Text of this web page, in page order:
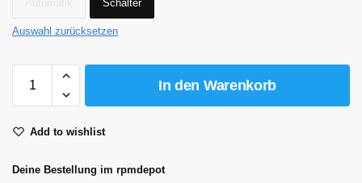
Schalter
Auswahl zurücksetzen
In den Warenkorb
Add to wishlist
Deine Bestellung im rpmdepot